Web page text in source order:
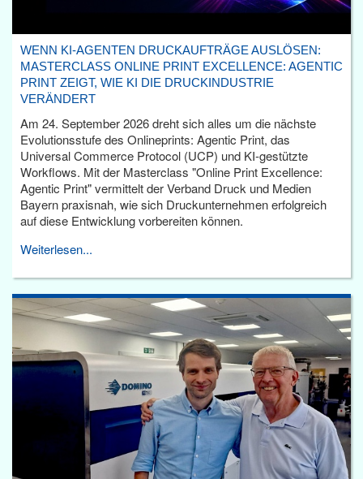
WENN KI-AGENTEN DRUCKAUFTRÄGE AUSLÖSEN:
MASTERCLASS ONLINE PRINT EXCELLENCE: AGENTIC
PRINT ZEIGT, WIE KI DIE DRUCKINDUSTRIE
VERÄNDERT
Am 24. September 2026 dreht sich alles um die nächste
Evolutionsstufe des Onlineprints: Agentic Print, das
Universal Commerce Protocol (UCP) und KI-gestützte
Workflows. Mit der Masterclass "Online Print Excellence:
Agentic Print" vermittelt der Verband Druck und Medien
Bayern praxisnah, wie sich Druckunternehmen erfolgreich
auf diese Entwicklung vorbereiten können.
Weiterlesen...